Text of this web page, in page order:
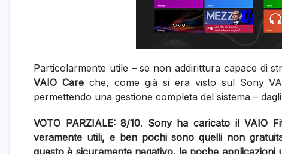
Particolarmente utile – se non addirittura capace di
VAIO Careche, come già si era visto sul Sony
permettendo una gestione completa del sistema –
VOTO PARZIALE: 8/10. Sony ha caricato il VAIO
veramente utili, e ben pochi sono quelli non